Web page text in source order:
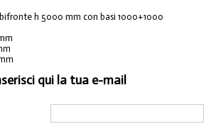
h 5000 mm con basi 1000+1000
qui la tua e-mail